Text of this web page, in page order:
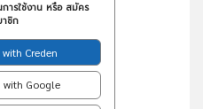
ารใช้งาน หรือ สมัคร
าชิก
Creden
with Google